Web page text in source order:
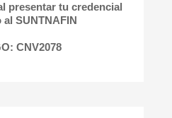
presentar tu credencial
SUNTNAFIN
CNV2078